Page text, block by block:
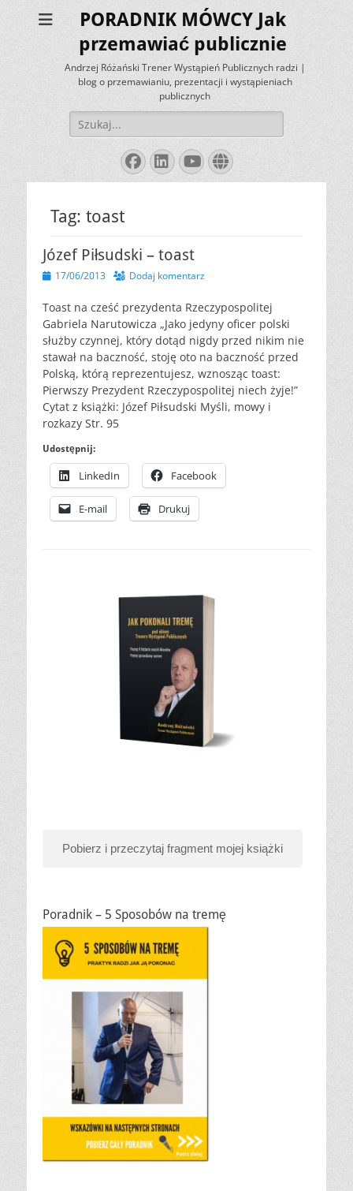
PORADNIK MÓWCY Jak
przemawiać publicznie
Andrzej Różański Trener Wystąpień Publicznych radzi |
blog o przemawianiu, prezentacji i wystąpieniach
publicznych
Szukaj:
Facebook
LinkedIn
YouTube
Website
Tag: toast
Józef Piłsudski – toast
Opublikowano
17/06/2013 Dodaj komentarz
Toast na cześć prezydenta Rzeczypospolitej
Gabriela Narutowicza „Jako jedyny oficer polski
służby czynnej, który dotąd nigdy przed nikim nie
stawał na baczność, stoję oto na baczność przed
Polską, którą reprezentujesz, wznosząc toast:
Pierwszy Prezydent Rzeczypospolitej niech żyje!”
Cytat z książki: Józef Piłsudski Myśli, mowy i
rozkazy Str. 95
Udostępnij:
LinkedIn Facebook
E-mail Drukuj
Pobierz i przeczytaj fragment mojej książki
Poradnik – 5 Sposobów na tremę